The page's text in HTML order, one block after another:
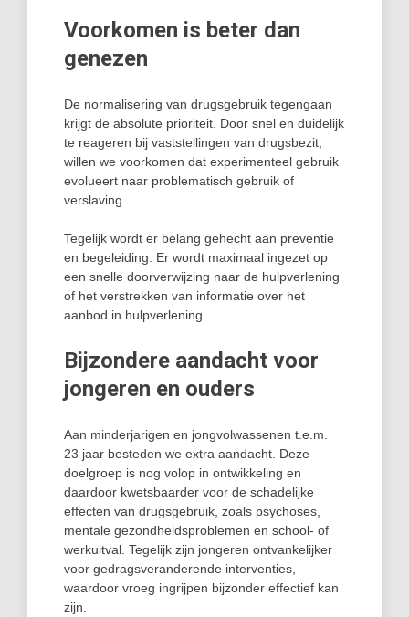
Voorkomen is beter dan
genezen
De normalisering van drugsgebruik tegengaan
krijgt de absolute prioriteit. Door snel en duidelijk
te reageren bij vaststellingen van drugsbezit,
willen we voorkomen dat experimenteel gebruik
evolueert naar problematisch gebruik of
verslaving.
Tegelijk wordt er belang gehecht aan preventie
en begeleiding. Er wordt maximaal ingezet op
een snelle doorverwijzing naar de hulpverlening
of het verstrekken van informatie over het
aanbod in hulpverlening.
Bijzondere aandacht voor
jongeren en ouders
Aan minderjarigen en jongvolwassenen t.e.m.
23 jaar besteden we extra aandacht. Deze
doelgroep is nog volop in ontwikkeling en
daardoor kwetsbaarder voor de schadelijke
effecten van drugsgebruik, zoals psychoses,
mentale gezondheidsproblemen en school- of
werkuitval. Tegelijk zijn jongeren ontvankelijker
voor gedragsveranderende interventies,
waardoor vroeg ingrijpen bijzonder effectief kan
zijn.